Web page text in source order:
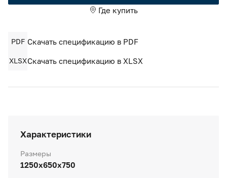
Характеристики
Размеры
1250x650x750
Где купить
PDF Скачать спецификацию в PDF
XLSXСкачать спецификацию в XLSX